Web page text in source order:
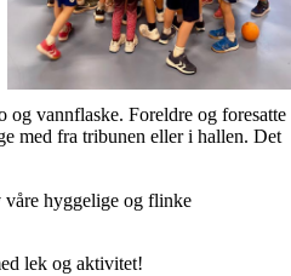
og vannflaske. Foreldre og foresatte
med fra tribunen eller i hallen. Det
våre hyggelige og flinke
lek og aktivitet!